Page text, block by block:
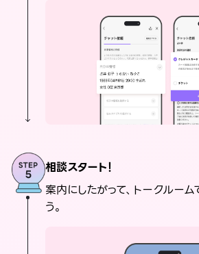
相談スタート！
案内にしたがって、トークルー
う。